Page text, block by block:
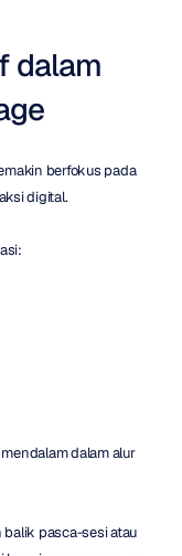
dalam
berfokus pada
digital.
dalam alur
pasca-sesi atau